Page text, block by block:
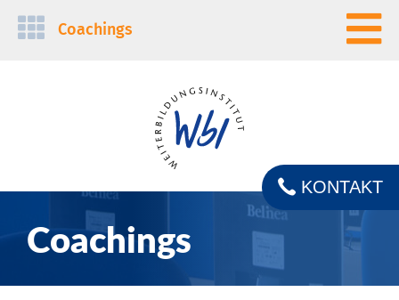
Navigation
Coachings
Coachings
KONTAKT